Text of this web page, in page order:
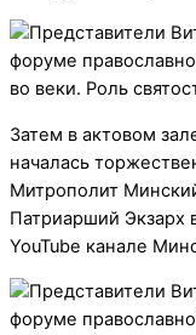
Затем в актовом
началась
Митрополит
Патриарший Экзарх
YouTube канале